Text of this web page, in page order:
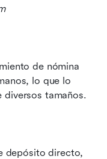
de nómina
lo que lo
diversos tamaños.
depósito directo,